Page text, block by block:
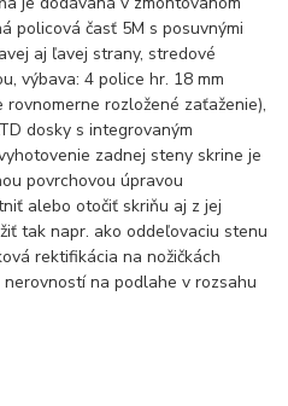
policová časť 5M s posuvnými
aj ľavej strany, stredové
výbava: 4 police hr. 18 mm
rozložené zaťaženie),
dosky s integrovaným
zadnej steny skrine je
povrchovou úpravou
alebo otočiť skriňu aj z jej
tak napr. ako oddeľovaciu stenu
rektifikácia na nožičkách
na podlahe v rozsahu